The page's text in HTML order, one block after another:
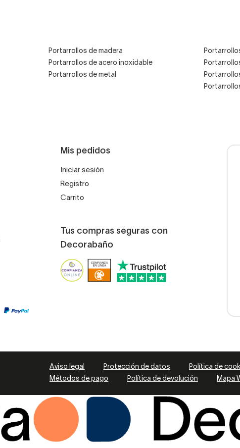
Portarrollos de madera
Portarrollos de acero inoxidable
Portarrollos de metal
Mis pedidos
Iniciar sesión
Registro
Carrito
Tus compras seguras con
Decorabaño
Aviso legal Protección de datos Política de
Métodos de pago
Política de devolución Mapa